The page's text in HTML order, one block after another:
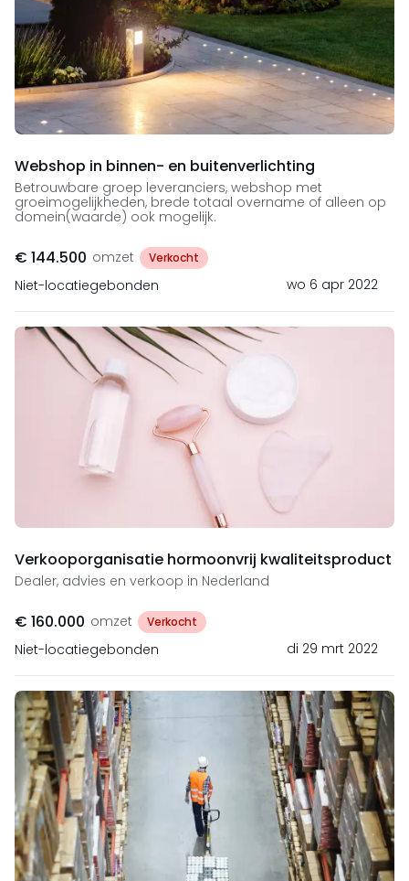
Webshop in binnen- en buitenverlichting
Betrouwbare groep leveranciers, webshop met
groeimogelijkheden, brede totaal overname of alleen op
domein(waarde) ook mogelijk.
€ 144.500 omzet Verkocht
Niet-locatiegebonden wo 6 apr 2022
Verkooporganisatie hormoonvrij kwaliteitsproduct
Dealer, advies en verkoop in Nederland
€ 160.000 omzet Verkocht
Niet-locatiegebonden di 29 mrt 2022